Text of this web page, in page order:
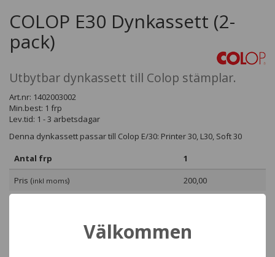
COLOP E30 Dynkassett (2-
pack)
Utbytbar dynkassett till Colop stämplar.
Art.nr: 1402003002
Min.best: 1 frp
Lev.tid: 1 - 3 arbetsdagar
Denna dynkassett passar till Colop E/30: Printer 30, L30, Soft 30
Antal frp
1
Pris (inkl moms) 200,00
Välkommen